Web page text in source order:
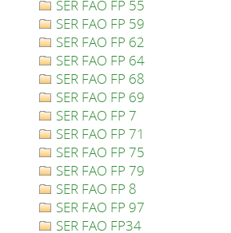
SER FAO FP 55
SER FAO FP 59
SER FAO FP 62
SER FAO FP 64
SER FAO FP 68
SER FAO FP 69
SER FAO FP 7
SER FAO FP 71
SER FAO FP 75
SER FAO FP 79
SER FAO FP 8
SER FAO FP 97
SER FAO FP34